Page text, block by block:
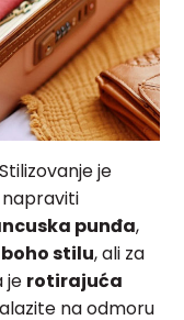
je
napraviti
punđa,
stilu, ali za
je rotirajuća
na odmoru